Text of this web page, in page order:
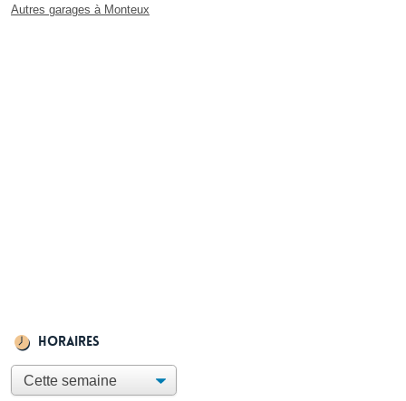
Autres garages à Monteux
Horaires